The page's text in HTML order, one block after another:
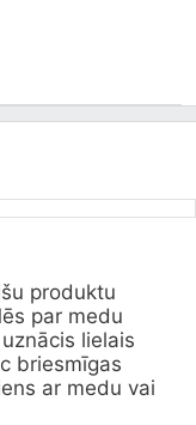
produktu
par medu
lielais
briesmīgas
ar medu vai